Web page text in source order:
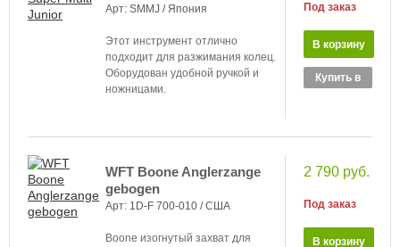
Арт: SMMJ /Япония
Этот инструмент отлично
подходит для разжимания колец.
Оборудован удобной ручкой и
ножницами.
Под заказ
Купить в
WFT Boone Anglerzange
gebogen
Арт: 1D-F 700-010 /США
Boone изогнутый захват для
2 790 руб.
Под заказ